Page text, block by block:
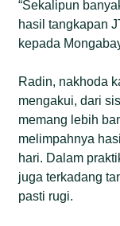
“Sekalipun
hasil tangkapan
kepada
Radin, nakhoda
mengakui, dari
memang lebih
melimpahnya
hari. Dalam
juga terkadang
pasti rugi.